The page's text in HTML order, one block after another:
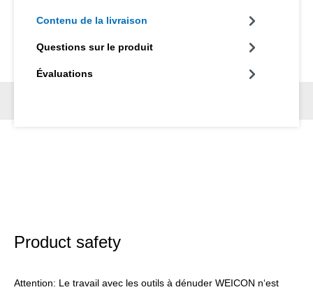
Contenu de la livraison
Questions sur le produit
Évaluations
Product safety
Attention: Le travail avec les outils à dénuder WEICON n‘est